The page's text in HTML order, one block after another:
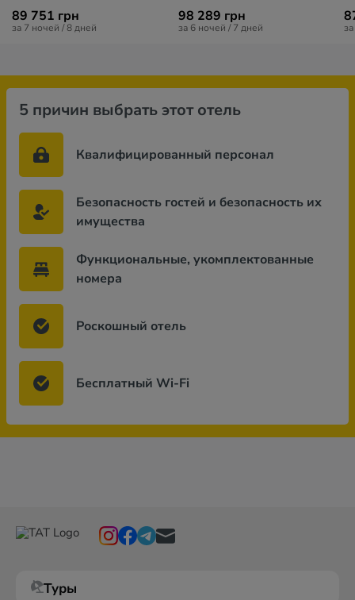
89 751 грн
за 7 ночей / 8 дней
98 289 грн
за 6 ночей / 7 дней
5 причин выбрать этот отель
Квалифицированный персонал
Безопасность гостей и безопасность их
имущества
Функциональные, укомплектованные
номера
Роскошный отель
Бесплатный Wi-Fi
Туры